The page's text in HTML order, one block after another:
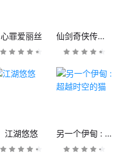
心罪爱丽丝 仙剑奇侠传九野
江湖悠悠 另一个伊甸 : 超越时空的猫